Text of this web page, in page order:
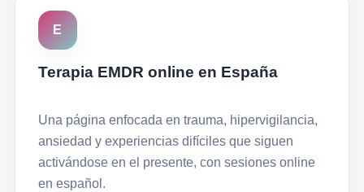
E
Terapia EMDR online en España
Una página enfocada en trauma, hipervigilancia,
ansiedad y experiencias difíciles que siguen
activándose en el presente, con sesiones online
en español.